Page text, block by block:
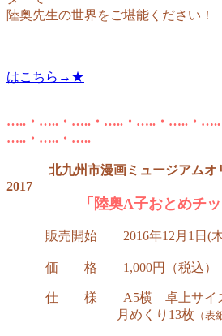
陸奥先生の世界をご堪能ください！
はこちら→★
…..・…..・…..・…..・…..・…..・…..
…..・…..・…..
北九州市漫画ミュージアムオ
2017
「陸奥A子おとめチッ
販売開始 2016年12月1日(木
価 格 1,000円（税込）
仕 様 A5横 卓上サイ
月めくり13枚 （表